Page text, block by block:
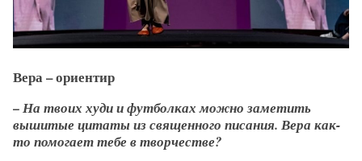
Вера – ориентир
– На твоих худи и футболках можно заметить
вышитые цитаты из священного писания. Вера как-
то помогает тебе в творчестве?